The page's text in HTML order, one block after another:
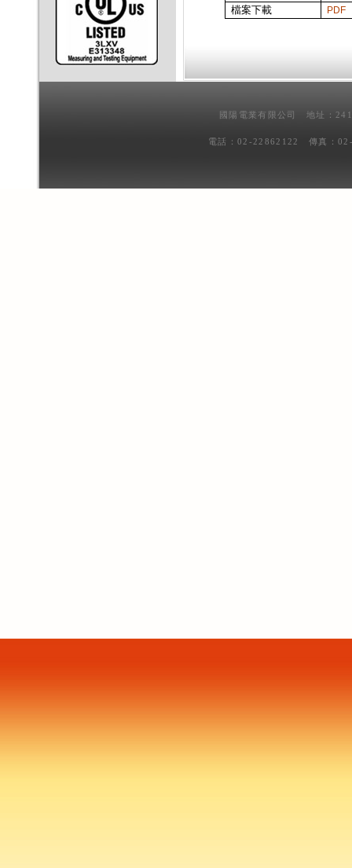
檔案下載
PDF
國陽電業有限公司 地址：
電話：02-22862122 傳真：